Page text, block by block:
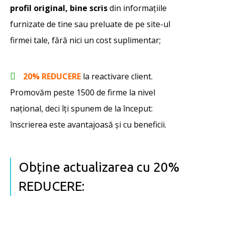
profil original, bine scrisdin informațiile
furnizate de tine sau preluate de pe site-ul
firmei tale, fără nici un cost suplimentar;
20% REDUCERE la reactivare client.
Promovăm peste 1500 de firme la nivel
național, deci îţi spunem de la început:
înscrierea este avantajoasă şi cu beneficii.
Obține actualizarea cu 20%
REDUCERE: